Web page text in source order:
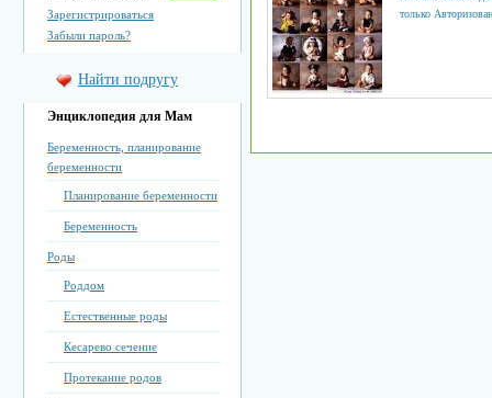
Зарегистрироваться
Забыли пароль?
Найти подругу
Энциклопедия для Мам
Беременность, планирование
беременности
Планирование беременности
Беременность
Роды
Роддом
Естественные роды
Кесарево сечение
Протекание родов
только